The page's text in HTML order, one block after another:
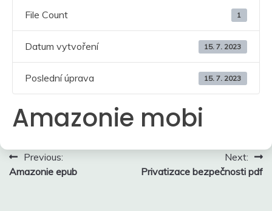
File Count 1
Datum vytvoření 15. 7. 2023
Poslední úprava 15. 7. 2023
Amazonie mobi
Navigace
pro
Previous:
Amazonie epub
Next:
Privatizace bezpečnosti pdf